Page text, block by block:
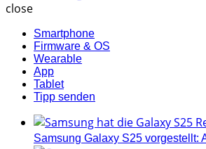
close
Smartphone
Firmware & OS
Wearable
App
Tablet
Tipp senden
Samsung Galaxy S25 vorgestellt: